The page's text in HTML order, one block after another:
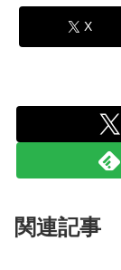
X
関連記事